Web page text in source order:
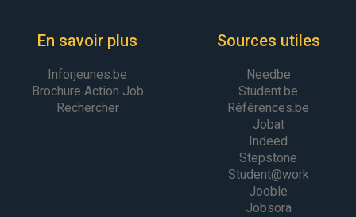
En savoir plus
Inforjeunes.be
Brochure Action Job
Rechercher
Sources utiles
Needbe
Student.be
Références.be
Jobat
Indeed
Stepstone
Student@work
Jooble
Jobsora